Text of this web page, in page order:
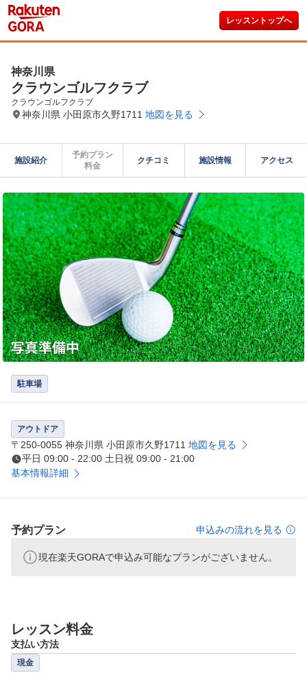
レッスントップへ
神奈川県
クラウンゴルフクラブ
クラウンゴルフクラブ
神奈川県 小田原市久野1711 地図を見る
施設紹介
予約プラン
料金
クチコミ 施設情報 アクセス
駐車場
アウトドア
〒250-0055 神奈川県 小田原市久野1711 地図を見る
平日 09:00 - 22:00 土日祝 09:00 - 21:00
基本情報詳細
予約プラン 申込みの流れを見る
現在楽天GORAで申込み可能なプランがございません。
レッスン料金
支払い方法
現金